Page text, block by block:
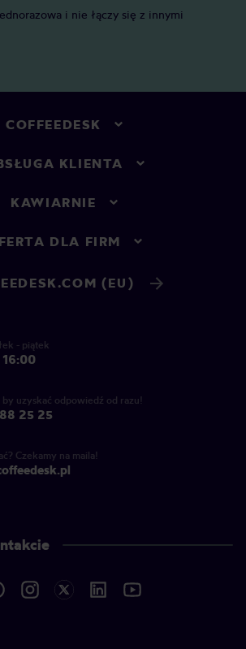
i nie łączy się z innymi
COFFEEDESK
KLIENTA
KAWIARNIE
DLA FIRM
(EU)
- piątek
uzyskać odpowiedź od razu!
25 25
Czekamy na maila!